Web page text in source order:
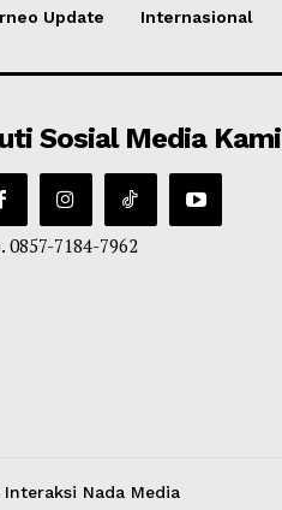
Update Internasional
Sosial Media Kami
0857-7184-7962
Nada Media